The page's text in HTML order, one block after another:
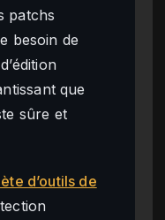
patchs
besoin de
que
sûre et
d’outils de